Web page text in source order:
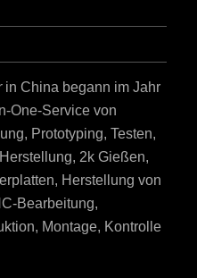
in China begann im Jahr
One-Service von
Prototyping, Testen,
2k Gießen,
Herstellung von
Bearbeitung,
Montage, Kontrolle